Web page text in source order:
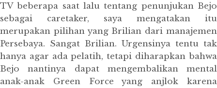
TV beberapa saat lalu tentang penunjukan Bejo
sebagai caretaker, saya mengatakan itu
merupakan pilihan yang Brilian dari manajemen
Persebaya. Sangat Brilian. Urgensinya tentu tak
hanya agar ada pelatih, tetapi diharapkan bahwa
Bejo nantinya dapat mengembalikan mental
anak-anak Green Force yang anjlok karena